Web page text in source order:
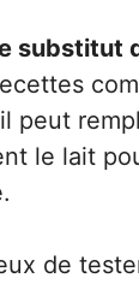
substitut
peut
le lait
de